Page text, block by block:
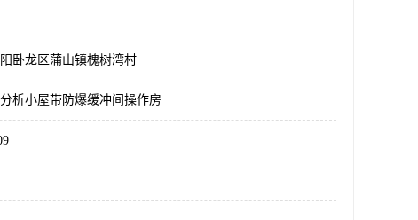
卧龙区蒲山镇槐树湾村
析小屋带防爆缓冲间操作房